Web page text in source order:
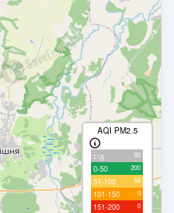
AQI PM2.5
с/д 85
0-50 200
51-100 64
101-150 0
151-200 0